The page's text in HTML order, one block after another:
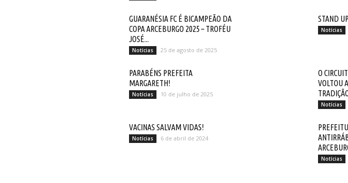
GUARANÉSIA FC É BICAMPEÃO DA
COPA ARCEBURGO 2025 – TROFÉU
JOSÉ...
Notícias 25 de agosto de 2025
STAND
Notícias
PARABÉNS PREFEITA
MARGARETH!
Notícias 10 de julho de 2025
O
VOLTOU
Notícias
VACINAS SALVAM VIDAS!
Notícias 6 de abril de 2024
Notícias